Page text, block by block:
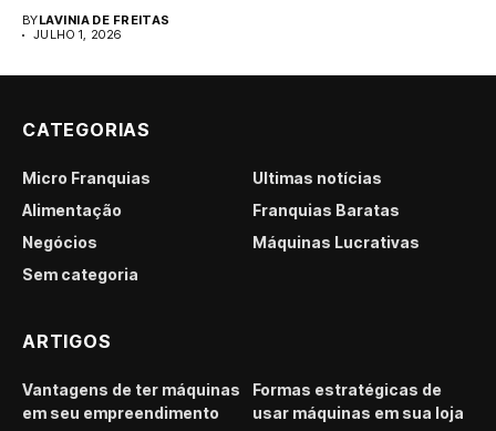
BYLAVINIA DE FREITAS
JULHO 1, 2026
CATEGORIAS
Micro Franquias
Últimas notícias
Alimentação
Franquias Baratas
Negócios
Máquinas Lucrativas
Sem categoria
ARTIGOS
Vantagens de ter máquinas
em seu empreendimento
Formas estratégicas de
usar máquinas em sua loja